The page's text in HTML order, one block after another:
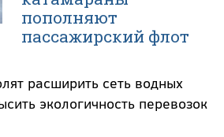
пополняют
пассажирский флот
расширить сеть водных
экологичность перевозок